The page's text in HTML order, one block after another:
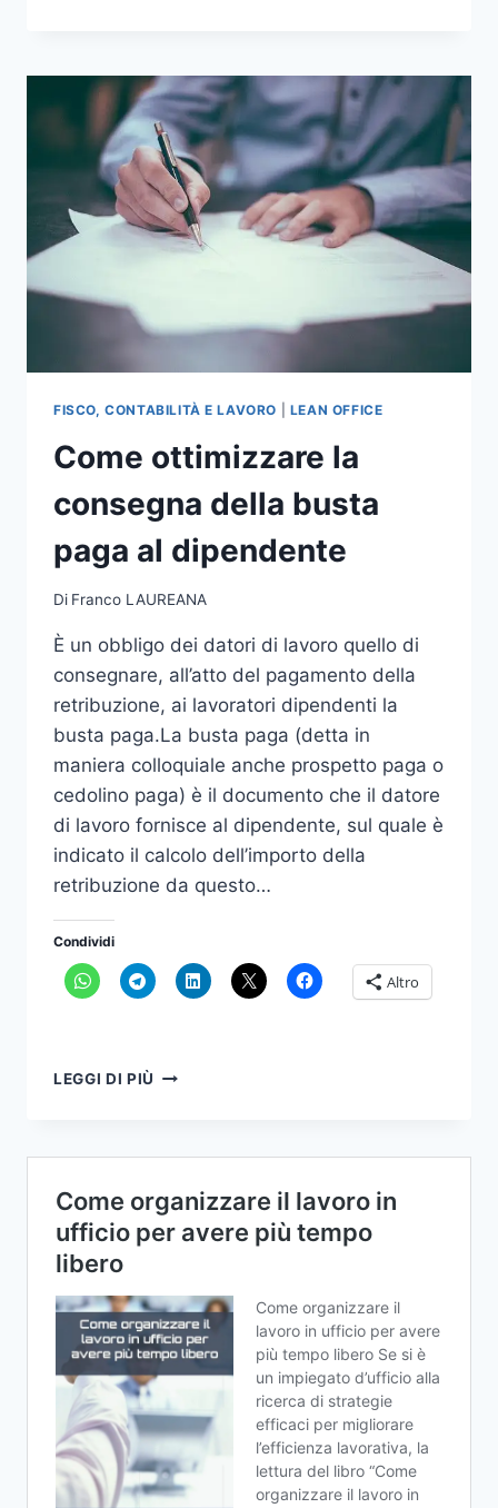
PAGA?
FISCO, CONTABILITÀ E LAVORO LEAN OFFICE
Come ottimizzare la
consegna della busta
paga al dipendente
Di Franco LAUREANA
È un obbligo dei datori di lavoro quello di
consegnare, all’atto del pagamento della
retribuzione, ai lavoratori dipendenti la
busta paga.La busta paga (detta in
maniera colloquiale anche prospetto paga o
cedolino paga) è il documento che il datore
di lavoro fornisce al dipendente, sul quale è
indicato il calcolo dell’importo della
retribuzione da questo…
Condividi
Altro
LEGGI DI PIÙ COME
BUSTA
PAGA
AL